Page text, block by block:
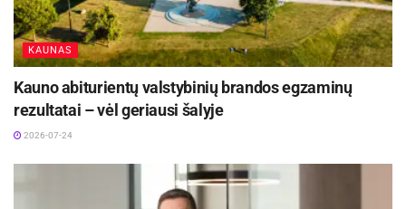
KAUNAS
Kauno abiturientų valstybinių brandos egzaminų
rezultatai – vėl geriausi šalyje
2026-07-24